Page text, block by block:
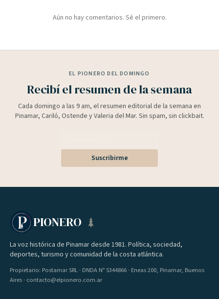
Aún no hay comentarios. Sé el primero.
EL PIONERO DEL DOMINGO
Recibí el resumen de la semana
Cada domingo a las 9 am, el resumen editorial de la semana en
Pinamar, Cariló, Ostende y Valeria del Mar. Sin spam, sin clickbait.
Suscribirme
PIONERO
La voz histórica de Pinamar desde 1981. Política, sociedad,
deportes, turismo y comunidad de la costa atlántica.
Propietario: Postamar SRL · DNDA Nº 5344866 · Eneas 200, Pinamar, Buenos
Aires · contacto@elpionero.com.ar